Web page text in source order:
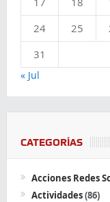
24
25
31
« Jul
CATEGORÍAS
Acciones Redes
Actividades(86)